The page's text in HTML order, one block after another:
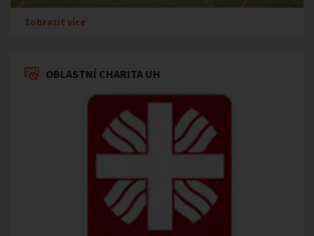
Zobrazit více
OBLASTNÍ CHARITA UH